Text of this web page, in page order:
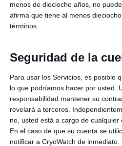
menos de dieciocho años, no
afirma que tiene al menos
términos.
Seguridad de la
Para usar los Servicios, es posible
lo que podríamos hacer por usted.
responsabilidad mantener su
revelará a terceros.
no, usted está a cargo de cualquier
En el caso de que su cuenta se
notificar a CryoWatch de inmediato.